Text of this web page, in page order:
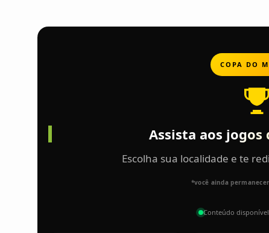
COPA DO
Assista aos jogos
Escolha sua localidade e te
*você ainda
Conteúdo